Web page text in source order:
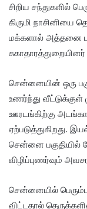
சிறிய சந்துகளில்
கிருமி நாசினியை
மக்களால் அத்தனை
சென்னையின் ஒரு
உணர்ந்து வீட்டுக்குள்
ஊரடங்கிற்கு
ஏற்படுத்துகிறது.
சென்னை பகுதியில்
விழிப்புணர்வும்
சென்னையில்
விட்டதால்